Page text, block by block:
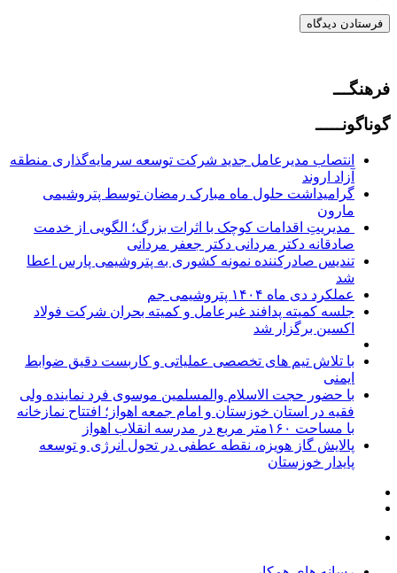
فرهنگـــ
گوناگونـــــ
انتصاب مدیرعامل جدید شرکت توسعه سرمایه‌گذاری منطقه
آزاد اروند
گرامیداشت حلول ماه مبارک رمضان توسط پتروشیمی
مارون
مدیریتِ اقدامات کوچک با اثرات بزرگ؛ الگویی از خدمت
صادقانه دکتر مردانی دکتر جعفر مردانی
تندیس صادرکننده نمونه کشوری به پتروشیمی پارس اعطا
شد
عملکرد دی ماه ۱۴۰۴ پتروشیمی جم
جلسه کمیته پدافند غیرعامل و کمیته بحران شرکت فولاد
اکسین برگزار شد
با تلاش تیم های تخصصی عملیاتی و کاربست دقیق ضوابط
ایمنی
با حضور حجت الاسلام والمسلمین موسوی فرد نماینده ولی
فقیه در استان خوزستان و امام جمعه اهواز؛ افتتاح نمازخانه
با مساحت ۱۶۰متر مربع در مدرسه انقلاب اهواز
پالایش گاز هویزه، نقطه عطفی در تحول انرژی و توسعه
پایدار خوزستان